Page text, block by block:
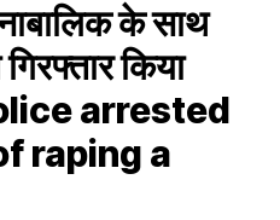
के साथ
किया
arrested
raping a